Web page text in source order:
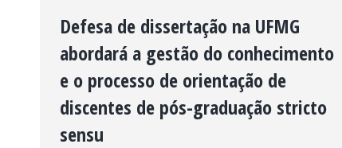
Defesa de dissertação na UFMG
abordará a gestão do conhecimento
e o processo de orientação de
discentes de pós-graduação stricto
sensu